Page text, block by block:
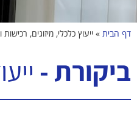
דף הבית » ייעוץ כלכלי, מיזוגים, רכישות
ביקורת -